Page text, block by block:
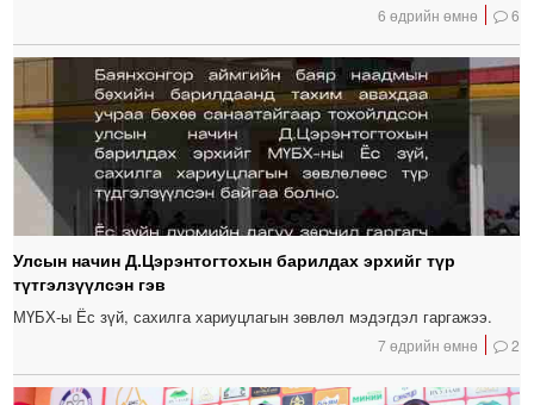
6 өдрийн өмнө 6
Улсын начин Д.Цэрэнтогтохын барилдах эрхийг түр
түтгэлзүүлсэн гэв
МҮБХ-ы Ёс зүй, сахилга хариуцлагын зөвлөл мэдэгдэл гаргажээ.
7 өдрийн өмнө 2